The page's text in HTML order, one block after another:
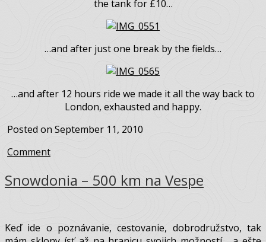
…I found civilisation after 5 hours near lake of Bala…
…lonely forgotten roads turned into B-roads, our speed
increased and far behind us we left the rainy clouds, filled
the tank for £10…
…and after just one break by the fields…
…and after 12 hours ride we made it all the way back to
Posted on September 11, 2010